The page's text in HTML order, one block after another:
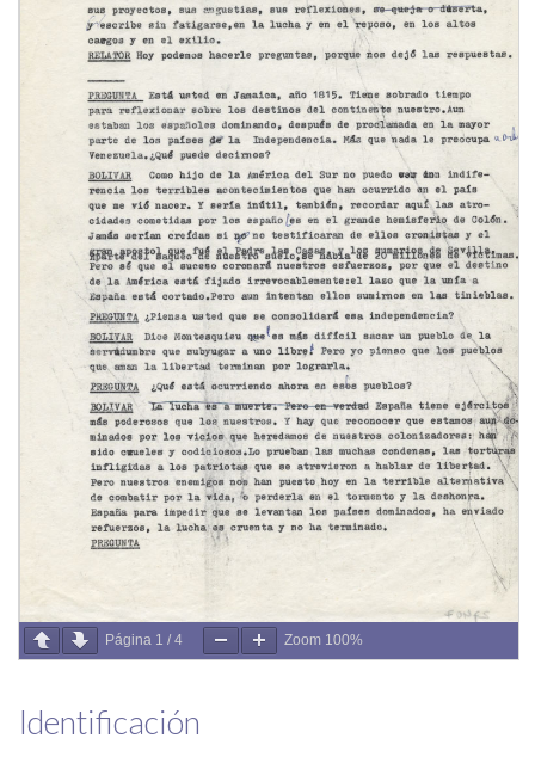
Página 1 / 4 Zoom 100%
Identificación